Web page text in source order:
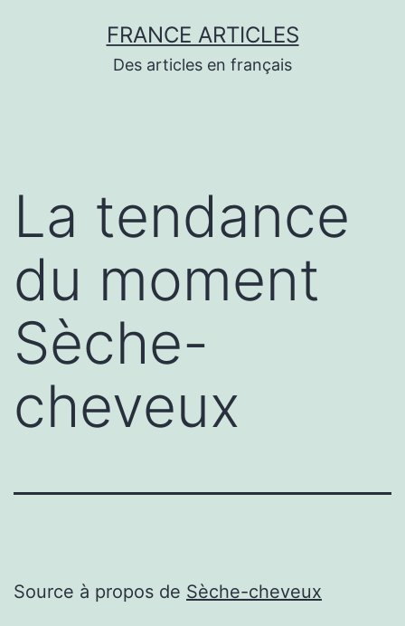
FRANCE ARTICLES
Des articles en français
La tendance
du moment
Sèche-
cheveux
Source à propos de Sèche-cheveux